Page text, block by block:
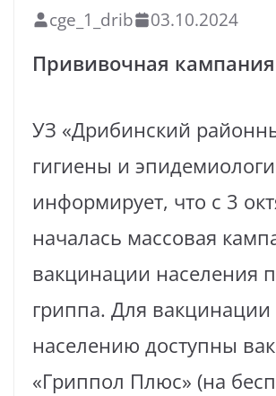
cge_1_drib 03.10.2024
Прививочная
УЗ «Дрибинский
гигиены и
информирует, что с 3
началась массовая
вакцинации населения
гриппа. Для вакцинации
населению доступны
«Гриппол Плюс» (на